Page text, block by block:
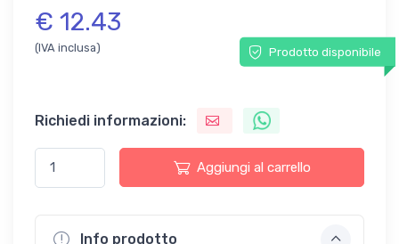
€ 12.43
(IVA inclusa) Prodotto disponibile
Richiedi informazioni:
Aggiungi al carrello
Info prodotto